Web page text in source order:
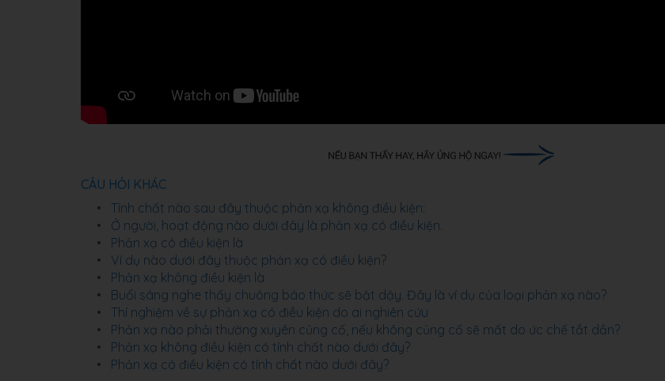
CÂU HỎI KHÁC
Tính chất nào sau đây thuộc phản xạ không điều kiện:
Ở người, hoạt động nào dưới đây là phản xạ có điều kiện.
Phản xạ có điều kiện là
Ví dụ nào dưới đây thuộc phản xạ có điều kiện?
Phản xạ không điều kiện là
Buổi sáng nghe thấy chuông báo thức sẽ bật dậy. Đây là ví dụ của loại phản xạ nào?
Thí nghiệm về sự phản xạ có điều kiện do ai nghiên cứu
Phản xạ nào phải thường xuyên củng cố, nếu không củng cố sẽ mất do ức chế tắt dần?
Phản xạ không điều kiện có tính chất nào dưới đây?
Phản xạ có điều kiện có tính chất nào dưới đây?